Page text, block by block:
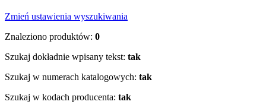
Zmień ustawienia wyszukiwania
Znaleziono produktów: 0
Szukaj dokładnie wpisany tekst: tak
Szukaj w numerach katalogowych: tak
Szukaj w kodach producenta: tak